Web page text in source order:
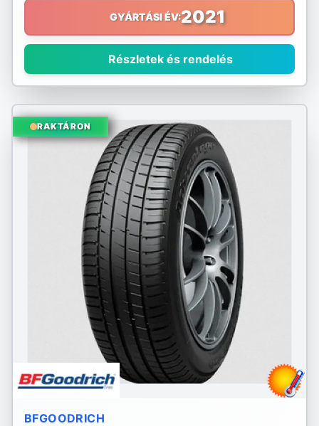
GYÁRTÁSI ÉV:2021
Részletek és rendelés
RAKTÁRON
BFGOODRICH